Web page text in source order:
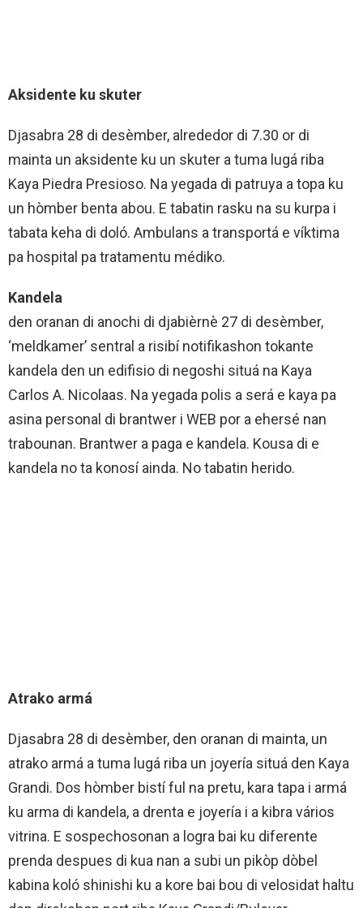
Aksidente ku skuter
Djasabra 28 di desèmber, alrededor di 7.30 or di
mainta un aksidente ku un skuter a tuma lugá riba
Kaya Piedra Presioso. Na yegada di patruya a topa ku
un hòmber benta abou. E tabatin rasku na su kurpa i
tabata keha di doló. Ambulans a transportá e víktima
pa hospital pa tratamentu médiko.
Kandela
den oranan di anochi di djabièrnè 27 di desèmber,
‘meldkamer’ sentral a risibí notifikashon tokante
kandela den un edifisio di negoshi situá na Kaya
Carlos A. Nicolaas. Na yegada polis a será e kaya pa
asina personal di brantwer i WEB por a ehersé nan
trabounan. Brantwer a paga e kandela. Kousa di e
kandela no ta konosí ainda. No tabatin herido.
Atrako armá
Djasabra 28 di desèmber, den oranan di mainta, un
atrako armá a tuma lugá riba un joyería situá den Kaya
Grandi. Dos hòmber bistí ful na pretu, kara tapa i armá
ku arma di kandela, a drenta e joyería i a kibra vários
vitrina. E sospechosonan a logra bai ku diferente
prenda despues di kua nan a subi un pikòp dòbel
kabina koló shinishi ku a kore bai bou di velosidat haltu